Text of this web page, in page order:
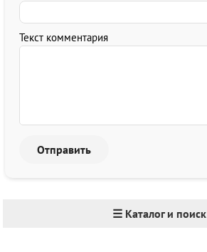
Текст комментария
☰ Каталог и поиск